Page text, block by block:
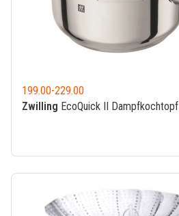
199.00-229.00
Zwilling EcoQuick II Dampfkochtopf